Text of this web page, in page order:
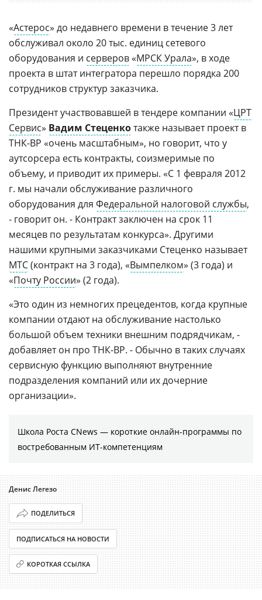
«Астерос» до недавнего времени в течение 3 лет
обслуживал около 20 тыс. единиц сетевого
оборудования и серверов «МРСК Урала», в ходе
проекта в штат интегратора перешло порядка 200
сотрудников структур заказчика.
Президент участвовавшей в тендере компании «ЦРТ
Сервис» Вадим Стеценкотакже называет проект в
ТНК-BP «очень масштабным», но говорит, что у
аутсорсера есть контракты, соизмеримые по
объему, и приводит их примеры. «С 1 февраля 2012
г. мы начали обслуживание различного
оборудования для Федеральной налоговой службы,
- говорит он. - Контракт заключен на срок 11
месяцев по результатам конкурса». Другими
нашими крупными заказчиками Стеценко называет
МТС(контракт на 3 года), «Вымпелком» (3 года) и
«Почту России» (2 года).
«Это один из немногих прецедентов, когда крупные
компании отдают на обслуживание настолько
большой объем техники внешним подрядчикам, -
добавляет он про ТНК-BP. - Обычно в таких случаях
сервисную функцию выполняют внутренние
подразделения компаний или их дочерние
организации».
Школа Роста CNews — короткие онлайн-программы по
востребованным ИТ-компетенциям
Денис Легезо
ПОДЕЛИТЬСЯ
ПОДПИСАТЬСЯ НА НОВОСТИ
КОРОТКАЯ ССЫЛКА